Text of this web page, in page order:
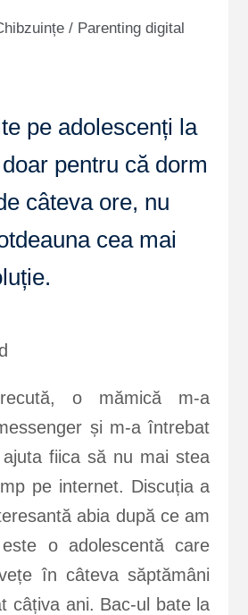
/ Parenting digital
pe adolescenți la
pentru că dorm
câteva ore, nu
cea mai
o mămică m-a
și m-a întrebat
fiica să nu mai stea
pe internet. Discuția a
abia după ce am
o adolescentă care
în câteva săptămâni
câțiva ani. Bac-ul bate la